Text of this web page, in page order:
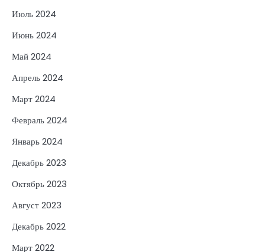
Июль 2024
Июнь 2024
Май 2024
Апрель 2024
Март 2024
Февраль 2024
Январь 2024
Декабрь 2023
Октябрь 2023
Август 2023
Декабрь 2022
Март 2022